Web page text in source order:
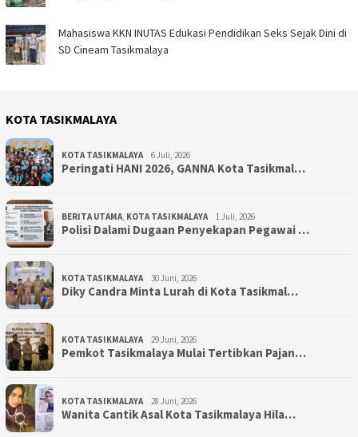
Mahasiswa KKN INUTAS Edukasi Pendidikan Seks Sejak Dini di
SD Cineam Tasikmalaya
KOTA TASIKMALAYA
KOTA TASIKMALAYA 6 Juli, 2026
Peringati HANI 2026, GANNA Kota Tasikmal…
BERITA UTAMA KOTA TASIKMALAYA 1 Juli, 2026
Polisi Dalami Dugaan Penyekapan Pegawai …
KOTA TASIKMALAYA 30 Juni, 2026
Diky Candra Minta Lurah di Kota Tasikmal…
KOTA TASIKMALAYA 29 Juni, 2026
Pemkot Tasikmalaya Mulai Tertibkan Pajan…
KOTA TASIKMALAYA 28 Juni, 2026
Wanita Cantik Asal Kota Tasikmalaya Hila…